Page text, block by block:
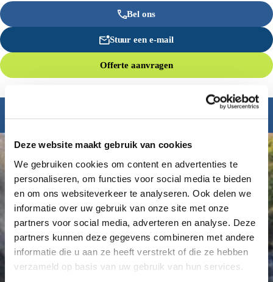
Deze website maakt gebruik van cookies
We gebruiken cookies om content en advertenties te
personaliseren, om functies voor social media te bieden
en om ons websiteverkeer te analyseren. Ook delen we
informatie over uw gebruik van onze site met onze
partners voor social media, adverteren en analyse. Deze
partners kunnen deze gegevens combineren met andere
informatie die u aan ze heeft verstrekt of die ze hebben
verzameld op basis van uw gebruik van hun services.
Bel ons
Stuur een e-mail
Offerte aanvragen